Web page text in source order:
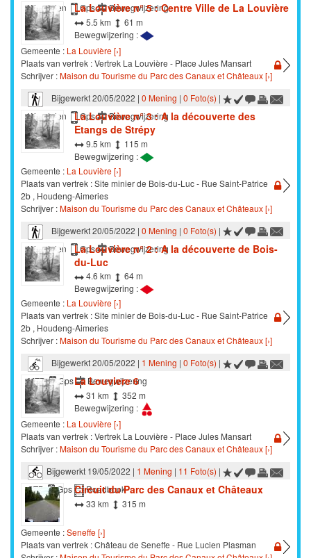
Wandelen
Gps Bewegwijzering
La Louvière n° 5 : Centre Ville de La Louvière
5.5 km
61 m
Bewegwijzering :
Gemeente : La Louvière [›]
Plaats van vertrek : Vertrek La Louvière - Place Jules Mansart
Schrijver :Maison du Tourisme du Parc des Canaux et Châteaux [›]
Bijgewerkt 20/05/2022 | 0 Mening | 0 Foto(s) |
Wandelen
Gps Bewegwijzering
La Louvière n° 3 : A la découverte des
Etangs de Strépy
9.5 km
115 m
Bewegwijzering :
Gemeente : La Louvière [›]
Plaats van vertrek : Site minier de Bois-du-Luc - Rue Saint-Patrice
2b , Houdeng-Aimeries
Schrijver :Maison du Tourisme du Parc des Canaux et Châteaux [›]
Bijgewerkt 20/05/2022 | 0 Mening | 0 Foto(s) |
Wandelen
Gps Bewegwijzering
La Louvière n° 2 : A la découverte de Bois-
du-Luc
4.6 km
64 m
Bewegwijzering :
Gemeente : La Louvière [›]
Plaats van vertrek : Site minier de Bois-du-Luc - Rue Saint-Patrice
2b , Houdeng-Aimeries
Schrijver :Maison du Tourisme du Parc des Canaux et Châteaux [›]
Bijgewerkt 20/05/2022 | 1 Mening | 0 Foto(s) |
MTB
Gps Bewegwijzering
La Louviere 6
31 km
352 m
Bewegwijzering :
Gemeente : La Louvière [›]
Plaats van vertrek : Vertrek La Louvière - Place Jules Mansart
Schrijver :Maison du Tourisme du Parc des Canaux et Châteaux [›]
Bijgewerkt 19/05/2022 | 1 Mening | 11 Foto(s) |
STB
Gps Roadbook
Circuit du Parc des Canaux et Châteaux
33 km 315 m
Gemeente :Seneffe [›]
Plaats van vertrek : Château de Seneffe - Rue Lucien Plasman